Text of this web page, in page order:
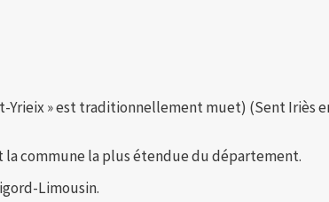
» est traditionnellement muet) (Sent Iriès
commune la plus étendue du département.
Limousin.